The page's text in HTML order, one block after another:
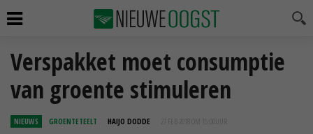
Verspakket moet consumptie
van groente stimuleren
NIEUWS GROENTETEELT HAIJO DODDE 27 FEB 2018 OM 15:00